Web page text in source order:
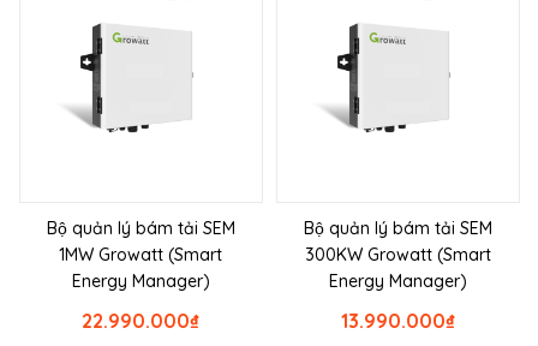
Bộ quản lý bám tải SEM
1MW Growatt (Smart
Energy Manager)
₫
22.990.000
Bộ quản lý bám tải SEM
300KW Growatt (Smart
Energy Manager)
₫
13.990.000